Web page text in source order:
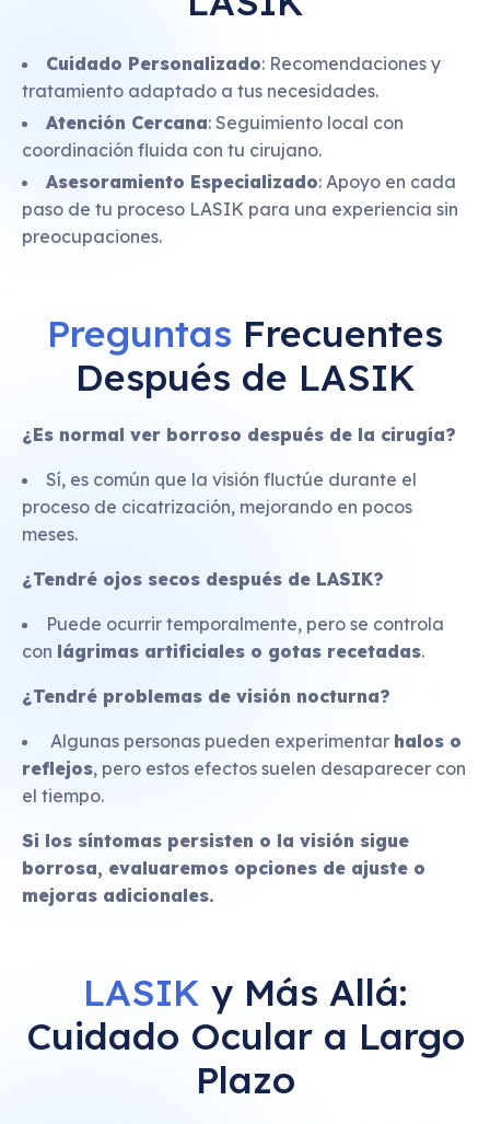
Cuidado Personalizado: Recomendaciones y
tratamiento adaptado a tus necesidades.
Atención Cercana: Seguimiento local con
coordinación fluida con tu cirujano.
Asesoramiento Especializado: Apoyo en cada
paso de tu proceso LASIK para una experiencia sin
preocupaciones.
Preguntas Frecuentes
Después de LASIK
¿Es normal ver borroso después de la cirugía?
Sí, es común que la visión fluctúe durante el
proceso de cicatrización, mejorando en pocos
meses.
¿Tendré ojos secos después de LASIK?
Puede ocurrir temporalmente, pero se controla
con lágrimas artificiales o gotas recetadas.
¿Tendré problemas de visión nocturna?
Algunas personas pueden experimentar halos o
reflejos, pero estos efectos suelen desaparecer con
el tiempo.
Si los síntomas persisten o la visión sigue
borrosa, evaluaremos opciones de ajuste o
mejoras adicionales.
LASIK y Más Allá:
Cuidado Ocular a Largo
Plazo